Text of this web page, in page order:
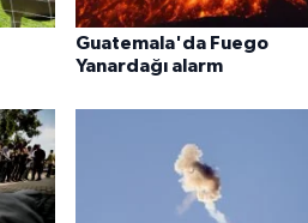
Guatemala'da Fuego
Yanardağı alarm